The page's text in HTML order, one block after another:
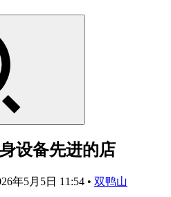
设备先进的店
年5月5日 11:54 • 双鸭山